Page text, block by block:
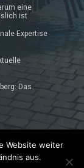
eine
ist
Expertise
Das
Website weiter
aus.